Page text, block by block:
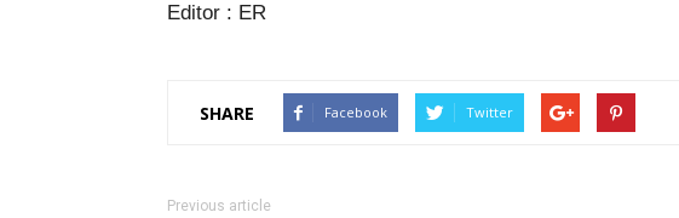
Editor : ER
SHARE Facebook Twitter
Previous article